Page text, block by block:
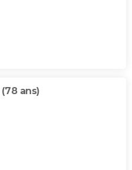
(78 ans)